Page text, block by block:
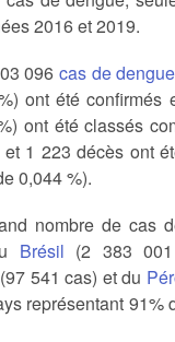
2016 et 2019.
096 cas de dengue
ont été confirmés
ont été classés
1 223 décès ont
0,044 %).
nombre de cas
Brésil (2 383
(97 541 cas) et du
représentant 91%